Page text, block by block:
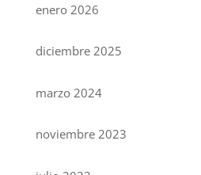
enero 2026
diciembre 2025
marzo 2024
noviembre 2023